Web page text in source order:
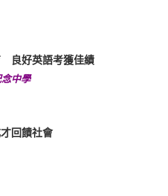
良好英語考獲佳績
中學
回饋社會